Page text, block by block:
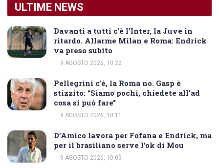
ULTIME NEWS
Davanti a tutti c’è l’Inter, la Juve in
ritardo. Allarme Milan e Roma: Endrick
va preso subito
9 AGOSTO 2026, 10:22
Pellegrini c’è, la Roma no. Gasp è
stizzito: “Siamo pochi, chiedete all’ad
cosa si può fare”
9 AGOSTO 2026, 10:11
D’Amico lavora per Fofana e Endrick, ma
per il brasiliano serve l’ok di Mou
9 AGOSTO 2026, 10:05